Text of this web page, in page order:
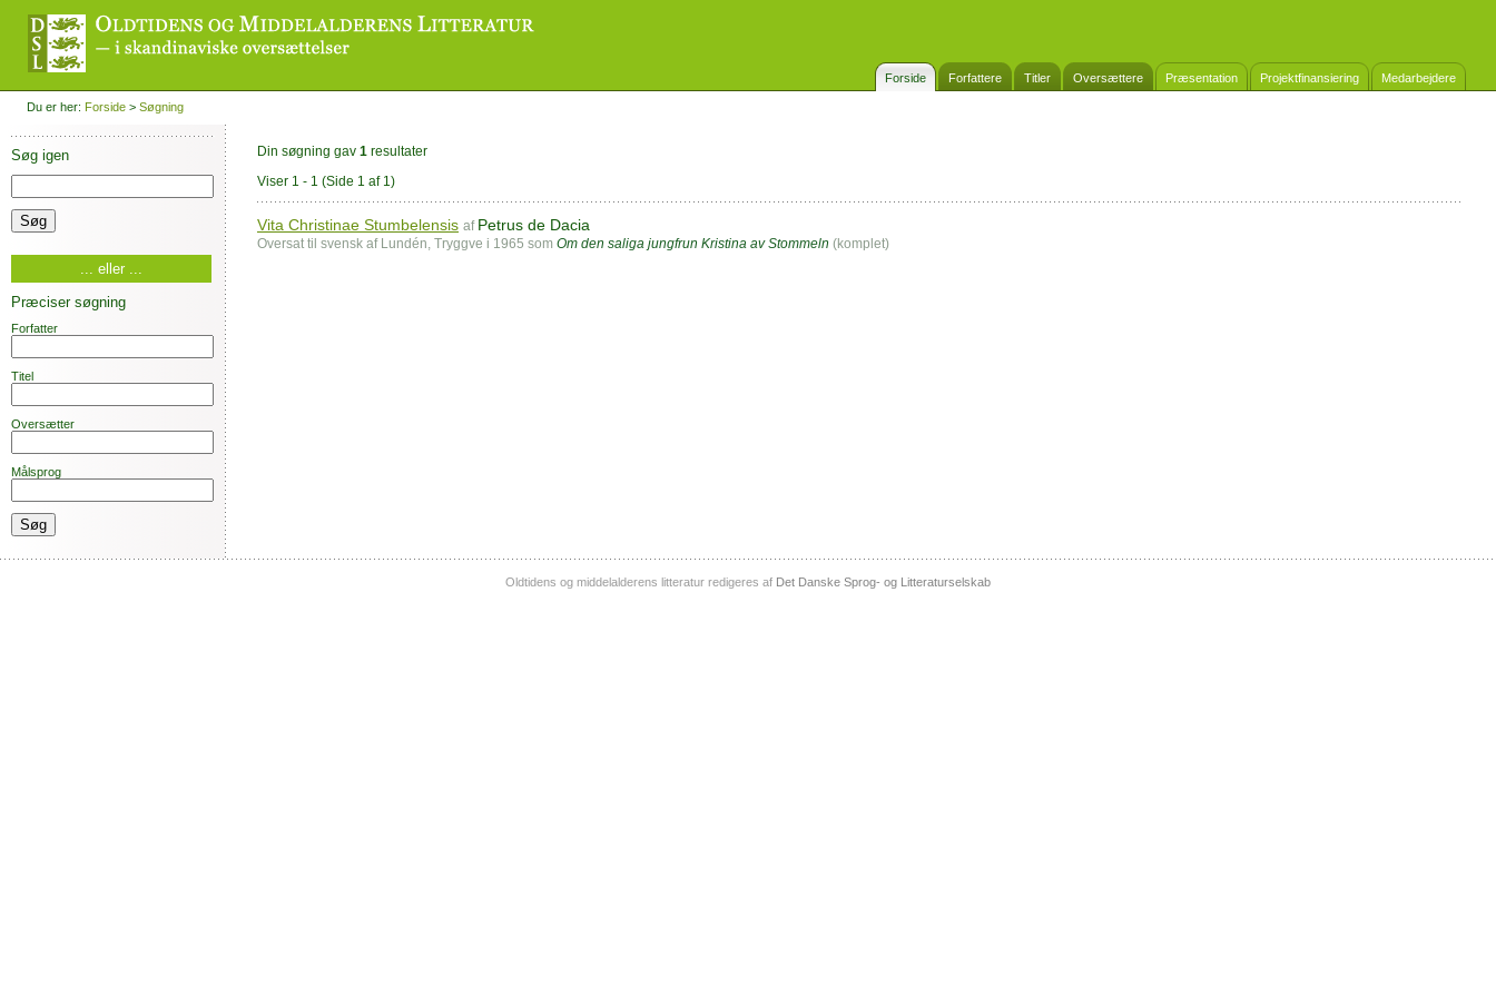
Forside Forfattere Titler Oversættere Præsentation Projektfinansiering Medarbejdere
Du er her: Forside > Søgning
Søg igen
... eller ...
Præciser søgning
Forfatter
Titel
Oversætter
Målsprog
Din søgning gav 1 resultater
Viser 1 - 1 (Side 1 af 1)
Vita Christinae Stumbelensis af Petrus de Dacia
Oversat til svensk af Lundén, Tryggve i 1965 som Om den saliga jungfrun Kristina av Stommeln (komplet)
Oldtidens og middelalderens litteratur redigeres af Det Danske Sprog- og Litteraturselskab